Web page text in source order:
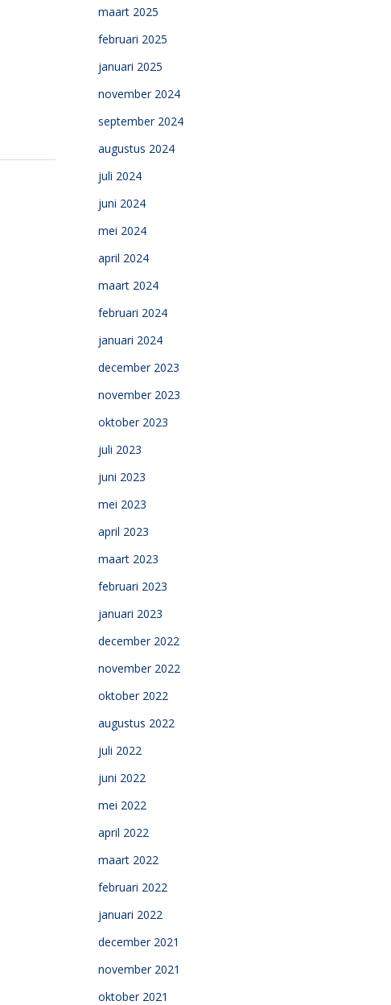
maart 2025
februari 2025
januari 2025
november 2024
september 2024
augustus 2024
juli 2024
juni 2024
mei 2024
april 2024
maart 2024
februari 2024
januari 2024
december 2023
november 2023
oktober 2023
juli 2023
juni 2023
mei 2023
april 2023
maart 2023
februari 2023
januari 2023
december 2022
november 2022
oktober 2022
augustus 2022
juli 2022
juni 2022
mei 2022
april 2022
maart 2022
februari 2022
januari 2022
december 2021
november 2021
oktober 2021